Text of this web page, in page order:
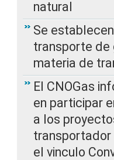
natural
Se
transporte de
materia de
El CNOGas
en participar
a los
transportador
el vinculo